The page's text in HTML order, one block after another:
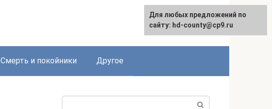
Смерть и покойники Другое
Для любых предложений по
сайту: hd-county@cp9.ru